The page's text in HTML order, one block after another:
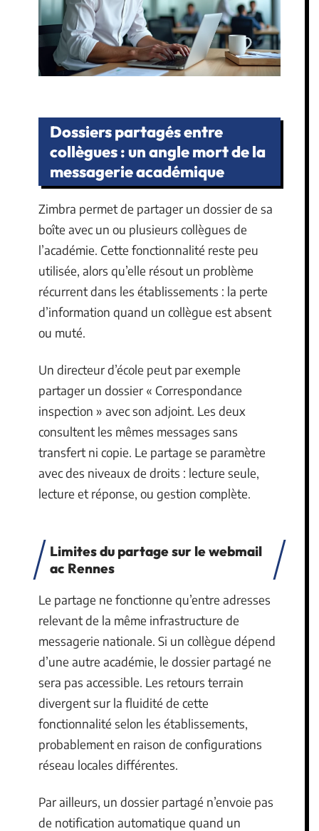
Dossiers partagés entre
collègues : un angle mort de la
messagerie académique
Zimbra permet de partager un dossier de sa
boîte avec un ou plusieurs collègues de
l’académie. Cette fonctionnalité reste peu
utilisée, alors qu’elle résout un problème
récurrent dans les établissements : la perte
d’information quand un collègue est absent
ou muté.
Un directeur d’école peut par exemple
partager un dossier « Correspondance
inspection » avec son adjoint. Les deux
consultent les mêmes messages sans
transfert ni copie. Le partage se paramètre
avec des niveaux de droits : lecture seule,
lecture et réponse, ou gestion complète.
Limites du partage sur le webmail
ac Rennes
Le partage ne fonctionne qu’entre adresses
relevant de la même infrastructure de
messagerie nationale. Si un collègue dépend
d’une autre académie, le dossier partagé ne
sera pas accessible. Les retours terrain
divergent sur la fluidité de cette
fonctionnalité selon les établissements,
probablement en raison de configurations
réseau locales différentes.
Par ailleurs, un dossier partagé n’envoie pas
de notification automatique quand un